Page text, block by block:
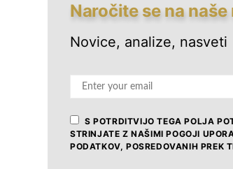
Občine, ki
Naročite se na
Novice, analize, nasveti
S POTRDITVIJO TEGA POLJA
STRINJATE Z NAŠIMI POGOJI
PODATKOV, POSREDOVANIH PREK